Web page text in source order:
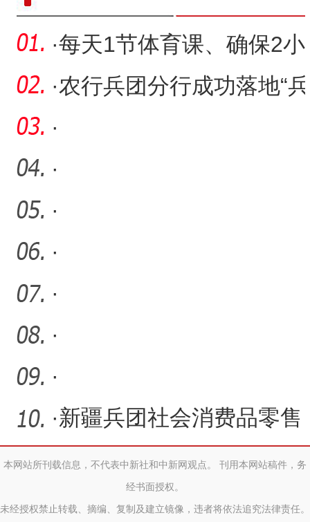
·每天1节体育课、确保2小
时体育活动 第十二师推行
实
·农行兵团分行成功落地“兵
团惠民保”业务 助力民生
·
·
·
·
·
·
·
·新疆兵团社会消费品零售
总额首次突破900亿元
本网站所刊载信息，不代表中新社和中新网观点。 刊用本网站稿件，务
经书面授权。
未经授权禁止转载、摘编、复制及建立镜像，违者将依法追究法律责任。